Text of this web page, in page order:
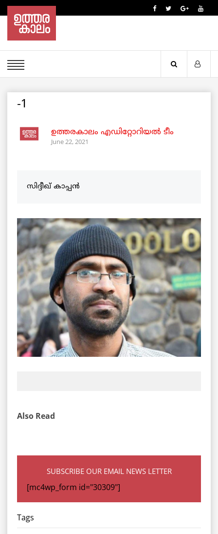
-1
ഉത്തരകാലം എഡിറ്റോറിയല്‍ ടീം
June 22, 2021
സിദ്ദീഖ് കാപ്പൻ
Also Read
SUBSCRIBE OUR EMAIL NEWS LETTER
[mc4wp_form id="30309"]
Tags